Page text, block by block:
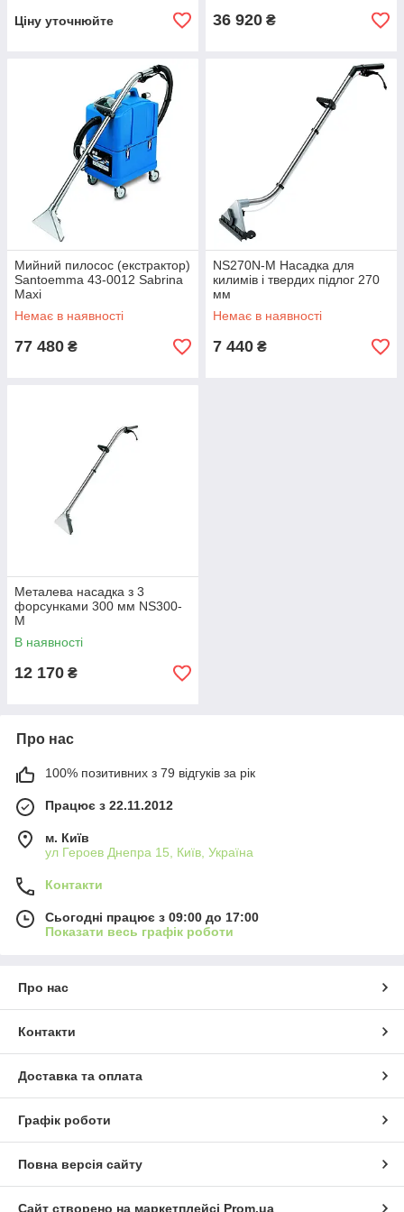
Ціну уточнюйте 36 920 ₴
Мийний пилосос (екстрактор)
Santoemma 43-0012 Sabrina
Maxi
Немає в наявності
77 480 ₴
NS270N-M Насадка для
килимів і твердих підлог 270
мм
Немає в наявності
7 440 ₴
Металева насадка з 3
форсунками 300 мм NS300-
M
В наявності
12 170 ₴
Про нас
100% позитивних з 79 відгуків за рік
Працює з 22.11.2012
м. Київ
ул Героев Днепра 15, Київ, Україна
Контакти
Сьогодні працює з 09:00 до 17:00
Показати весь графік роботи
Про нас
Контакти
Доставка та оплата
Графік роботи
Повна версія сайту
Сайт створено на маркетплейсі Prom.ua